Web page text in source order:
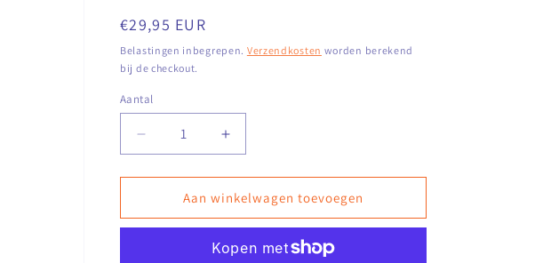
Normale
prijs
€29,95 EUR
Belastingen inbegrepen. Verzendkosten worden berekend
bij de checkout.
Aantal
Aantal
verlagen
voor
Oorbellen
Graceful
Aantal
verhogen
voor
Oorbellen
Graceful
Rookkwarts
Goud
Aan winkelwagen toevoegen